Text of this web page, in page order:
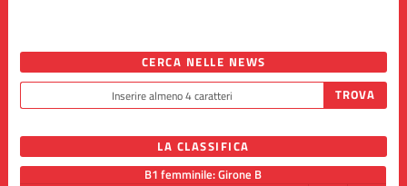
CERCA NELLE NEWS
LA CLASSIFICA
B1 femminile: Girone B